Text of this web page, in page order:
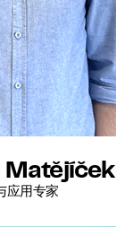
Matějíček
应用专家